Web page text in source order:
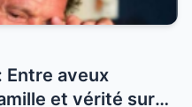
Entre aveux
et vérité sur